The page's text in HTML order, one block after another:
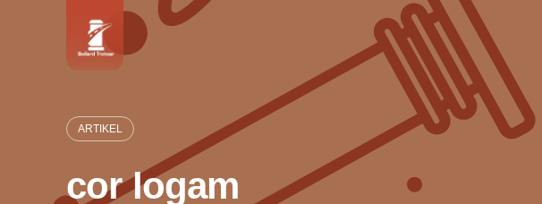
ARTIKEL
cor logam